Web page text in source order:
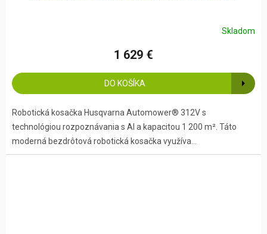
Skladom
1 629 €
DO KOŠÍKA
Robotická kosačka Husqvarna Automower® 312V s
technológiou rozpoznávania s AI a kapacitou 1 200 m². Táto
moderná bezdrôtová robotická kosačka využíva...